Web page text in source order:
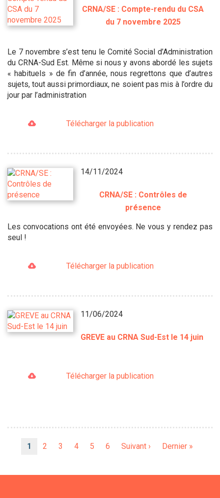
CRNA/SE : Compte-rendu du CSA
du 7 novembre 2025
Le 7 novembre s’est tenu le Comité Social d’Administration
du CRNA-Sud Est. Même si nous y avons abordé les sujets
« habituels » de fin d’année, nous regrettons que d’autres
sujets, tout aussi primordiaux, ne soient pas mis à l’ordre du
jour par l’administration
Télécharger la publication
14/11/2024
CRNA/SE : Contrôles de
présence
Les convocations ont été envoyées. Ne vous y rendez pas
seul !
Télécharger la publication
11/06/2024
GREVE au CRNA Sud-Est le 14 juin
Télécharger la publication
Page
1 Page
2 Page
3 Page
4 Page
5 Page
6
Page
Suivant ›
Dernière
Dernier »